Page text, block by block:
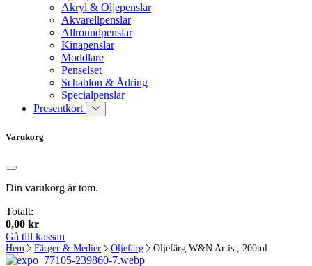
Akryl & Oljepenslar
Akvarellpenslar
Allroundpenslar
Kinapenslar
Moddlare
Penselset
Schablon & Ådring
Specialpenslar
Presentkort
Varukorg
Din varukorg är tom.
Totalt:
0,00 kr
Gå till kassan
Hem Färger & Medier Oljefärg Oljefärg W&N Artist, 200ml